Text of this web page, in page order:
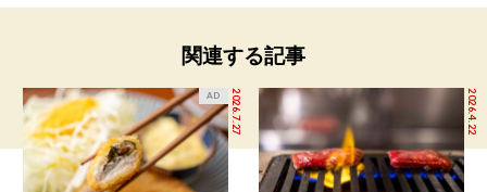
関連する記事
2026.7.27
AD 2026.4.22